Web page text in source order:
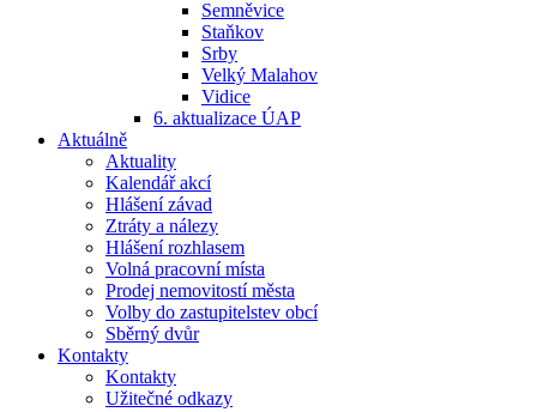
Semněvice
Staňkov
Srby
Velký Malahov
Vidice
6. aktualizace ÚAP
Aktuálně
Aktuality
Kalendář akcí
Hlášení závad
Ztráty a nálezy
Hlášení rozhlasem
Volná pracovní místa
Prodej nemovitostí města
Volby do zastupitelstev obcí
Sběrný dvůr
Kontakty
Kontakty
Užitečné odkazy